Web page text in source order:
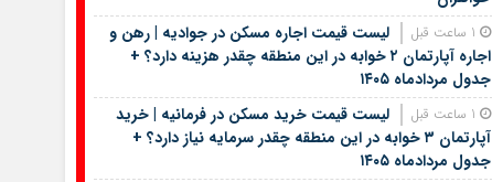
لیست قیمت اجاره مسکن در جوادیه | رهن و
اجاره آپارتمان ۲ خوابه در این منطقه چقدر هزینه دارد؟ +
جدول مردادماه ۱۴۰۵
لیست قیمت خرید مسکن در فرمانیه | خرید
آپارتمان ۳ خوابه در این منطقه چقدر سرمایه نیاز دارد؟ +
جدول مردادماه ۱۴۰۵